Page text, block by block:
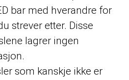
bar med hverandre for
strever etter. Disse
lagrer ingen
som kanskje ikke er